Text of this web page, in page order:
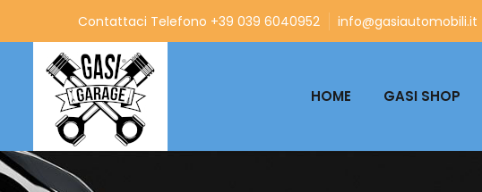
Contattaci Telefono +39 039 6040952 info@gasiautomobili.it
HOME GASI SHOP